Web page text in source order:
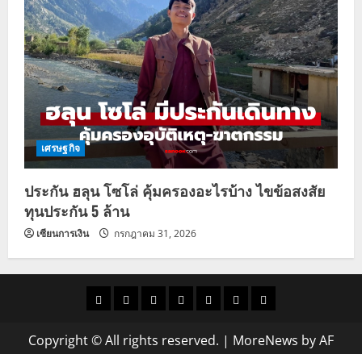
เศรษฐกิจ
ประกัน ฮลุน โซโล่ คุ้มครองอะไรบ้าง ไขข้อสงสัย
ทุนประกัน 5 ล้าน
เซียนการเงิน กรกฎาคม 31, 2026
ราคาแนว
ราคา
ข่าว
นี้
ข่าว
ดูด
ที่
ผู้ชาย
Copyright © All rights reserved. | MoreNews by AF